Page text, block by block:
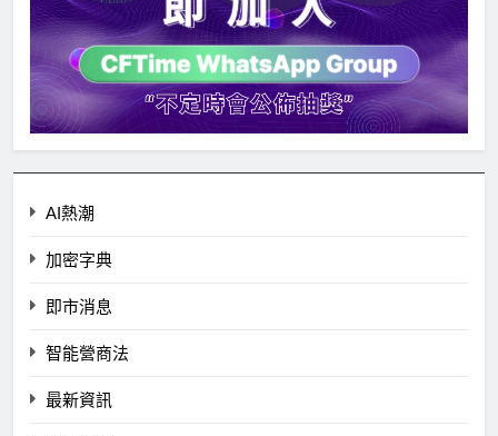
AI熱潮
加密字典
即市消息
智能營商法
最新資訊